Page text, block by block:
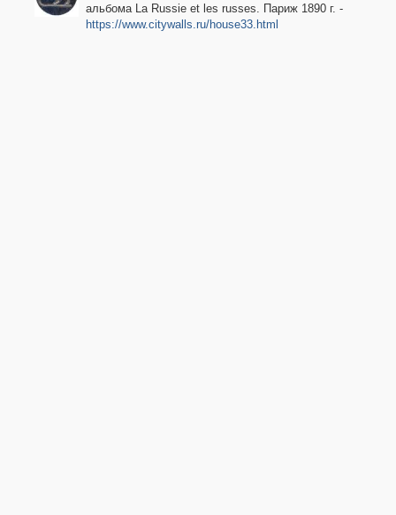
альбома La Russie et les russes. Париж 1890 г. -
https://www.citywalls.ru/house33.html